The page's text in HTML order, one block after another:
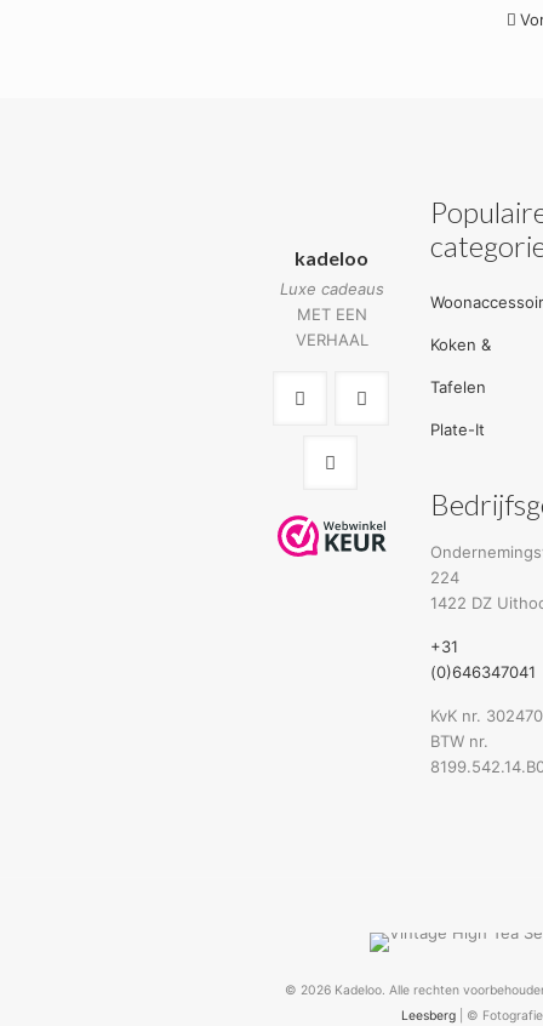
kadeloo
Luxe cadeaus
MET EEN
VERHAAL
Koken &
Tafelen
Plate-It
224
1422 DZ
+31
(0)646347041
KvK nr.
BTW nr.
© 2026 Kadeloo. Alle rechten
Leesberg | ©